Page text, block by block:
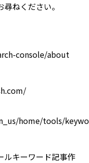
ねください。
console/about
home/tools/
ルキーワード記事作